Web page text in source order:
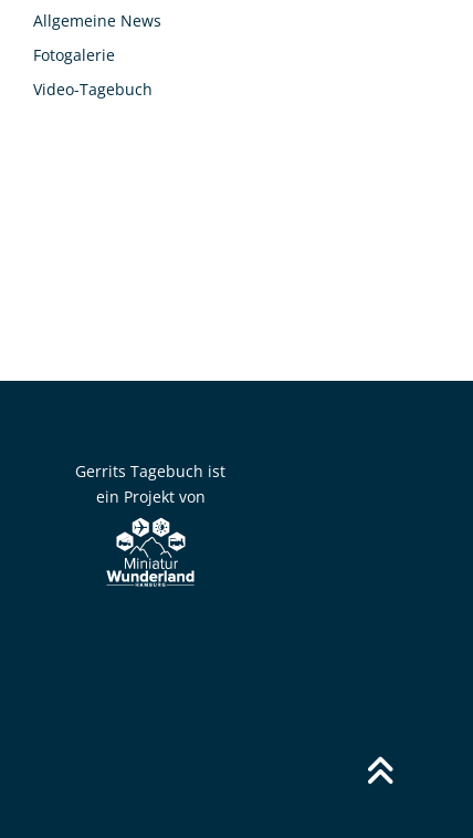
Allgemeine News
Fotogalerie
Video-Tagebuch
Gerrits Tagebuch ist
ein Projekt von